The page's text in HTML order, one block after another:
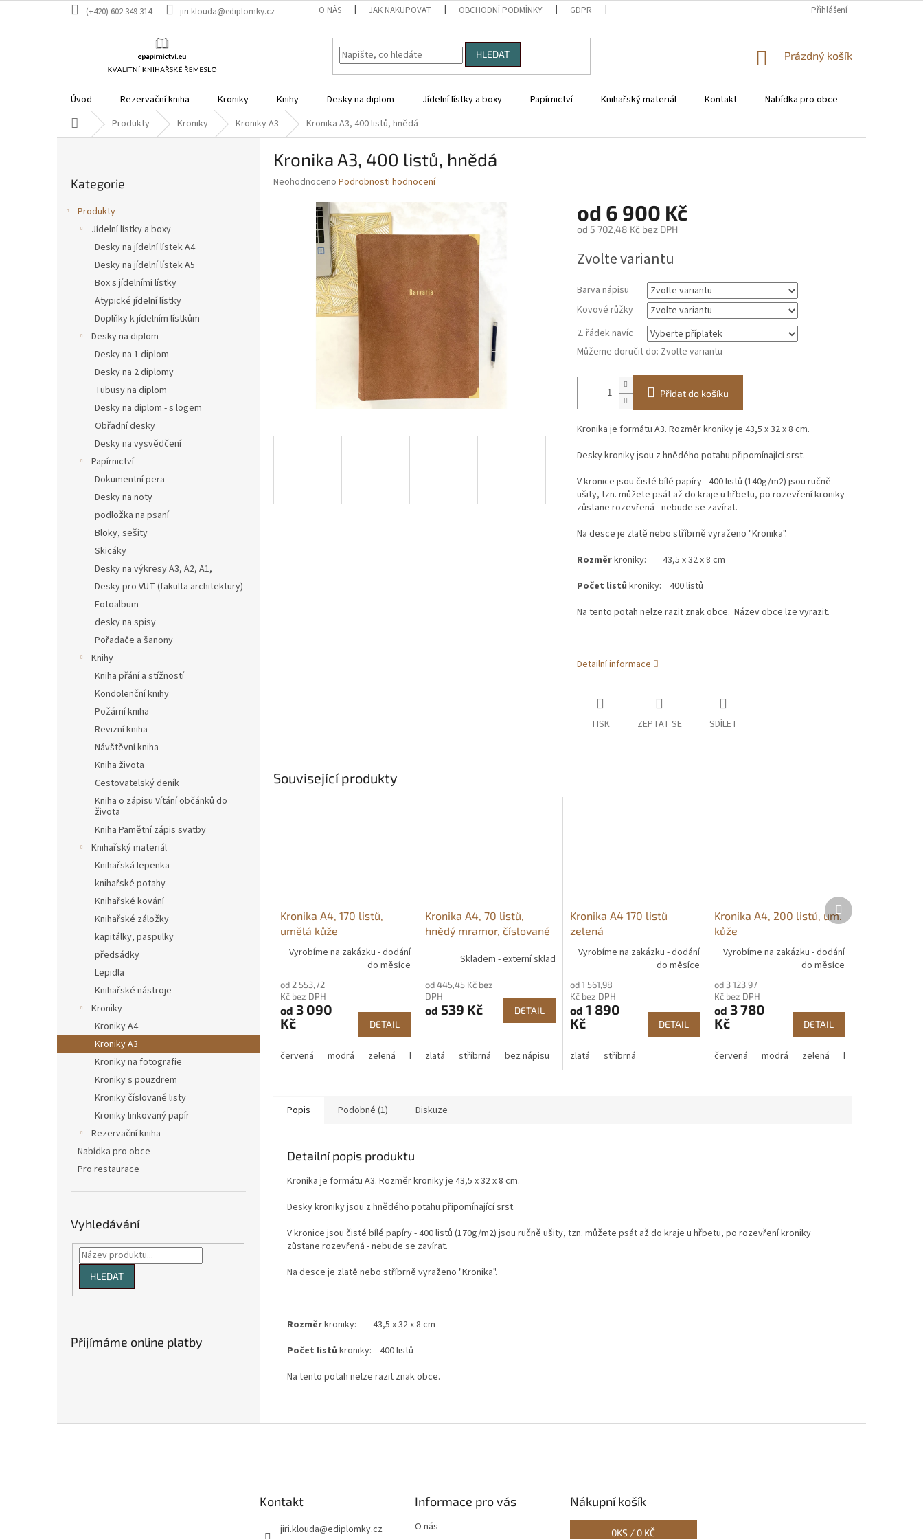
na
(+420) 602 349 314 jiri.klouda@ediplomky.cz O NÁS JAK NAKUPOVAT OBCHODNÍ PODMÍNKY GDPR Přihlášení
HLEDAT
NÁKUPNÍ
Prázdný košík
Úvod Rezervační kniha Kroniky Knihy Desky na diplom Jídelní lístky a boxy Papírnictví Knihařský materiál Kontakt Nabídka pro obce
Domů Produkty Kroniky Kroniky A3 Kronika A3, 400 listů, hnědá
kategorie
Kategorie
Produkty
Jídelní lístky a boxy
Desky na jídelní lístek A4
Desky na jídelní lístek A5
Box s jídelními lístky
Atypické jídelní lístky
Doplňky k jídelním lístkům
Desky na diplom
Desky na 1 diplom
Desky na 2 diplomy
Tubusy na diplom
Desky na diplom - s logem
Obřadní desky
Desky na vysvědčení
Papírnictví
Dokumentní pera
Desky na noty
podložka na psaní
Bloky, sešity
Skicáky
Desky na výkresy A3, A2, A1,
Desky pro VUT (fakulta architektury)
Fotoalbum
desky na spisy
Pořadače a šanony
Knihy
Kniha přání a stížností
Kondolenční knihy
Požární kniha
Revizní kniha
Návštěvní kniha
Kniha života
Cestovatelský deník
Kniha o zápisu Vítání občánků do
života
Kniha Pamětní zápis svatby
Knihařský materiál
Knihařská lepenka
knihařské potahy
Knihařské kování
Knihařské záložky
kapitálky, paspulky
předsádky
Lepidla
Knihařské nástroje
Kroniky
Kroniky A4
Kroniky A3
Kroniky na fotografie
Kroniky s pouzdrem
Kroniky číslované listy
Kroniky linkovaný papír
Rezervační kniha
Nabídka pro obce
Pro restaurace
Vyhledávání
HLEDAT
Přijímáme online platby
Kronika A3, 400 listů, hnědá
Průměrné
hvězdiček.
Neohodnoceno Podrobnosti hodnocení
od 6 900 Kč
od 5 702,48 Kčbez DPH
cena:
Zvolte variantu
Barva nápisu
Kovové růžky
2. řádek navíc
Můžeme doručit do: Zvolte variantu
Přidat do košíku
Kronika je formátu A3. Rozměr kroniky je 43,5 x 32 x 8 cm.
Desky kroniky jsou z hnědého potahu připomínající srst.
V kronice jsou čisté bílé papíry - 400 listů (140g/m2) jsou ručně
ušity, tzn. můžete psát až do kraje u hřbetu, po rozevření kroniky
zůstane rozevřená - nebude se zavírat.
Na desce je zlatě nebo stříbrně vyraženo "Kronika".
Rozměrkroniky: 43,5 x 32 x 8 cm
Počet listů kroniky: 400 listů
Na tento potah nelze razit znak obce. Název obce lze vyrazit.
Detailní informace
TISK ZEPTAT SE SDÍLET
Související produkty
Kronika A4, 170 listů,
umělá kůže
Vyrobíme na zakázku - dodání
do měsíce
od 2 553,72
Kč bez DPH
od 3 090
Kč
DETAIL
červená modrá zelená hnědá
Kronika A4, 70 listů,
hnědý mramor, číslované
Skladem - externí sklad
od 445,45 Kč bez
DPH
od 539 Kč DETAIL
zlatá stříbrná bez nápisu
Kronika A4 170 listů
zelená
Vyrobíme na zakázku - dodání
do měsíce
od 1 561,98
Kč bez DPH
od 1 890
Kč
DETAIL
zlatá stříbrná
Kronika A4, 200 listů, um.
kůže
Vyrobíme na zakázku - dodání
do měsíce
od 3 123,97
Kč bez DPH
od 3 780
Kč
DETAIL
červená modrá zelená hnědá
Další
produkt
Popis Podobné (1) Diskuze
Detailní popis produktu
Kronika je formátu A3. Rozměr kroniky je 43,5 x 32 x 8 cm.
Desky kroniky jsou z hnědého potahu připomínající srst.
V kronice jsou čisté bílé papíry - 400 listů (170g/m2) jsou ručně ušity, tzn. můžete psát až do kraje u hřbetu, po rozevření kroniky
zůstane rozevřená - nebude se zavírat.
Na desce je zlatě nebo stříbrně vyraženo "Kronika".
Rozměrkroniky: 43,5 x 32 x 8 cm
Počet listů kroniky: 400 listů
Na tento potah nelze razit znak obce.
Kontakt
jiri.klouda@ediplomky.cz
Informace pro vás
O nás
Nákupní košík
0KS / 0 KČ